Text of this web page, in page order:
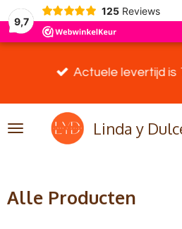
9,7
125 Reviews
Linda y
Actuele levertijd is
Alle Producten